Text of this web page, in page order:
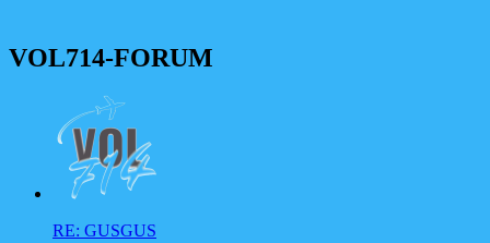
VOL714-FORUM
RE: GUSGUS